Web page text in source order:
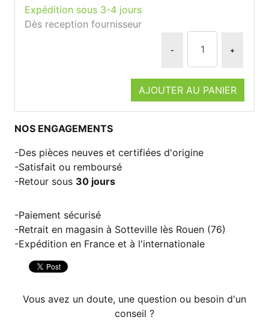
Expédition sous 3-4 jours
Dès reception fournisseur
- +
AJOUTER AU PANIER
NOS ENGAGEMENTS
Des pièces neuves et certifiées d'origine
Satisfait ou remboursé
Retour sous 30 jours
Paiement sécurisé
Retrait en magasin à Sotteville lès Rouen (76)
Expédition en France et à l'internationale
Vous avez un doute, une question ou besoin d'un
conseil ?